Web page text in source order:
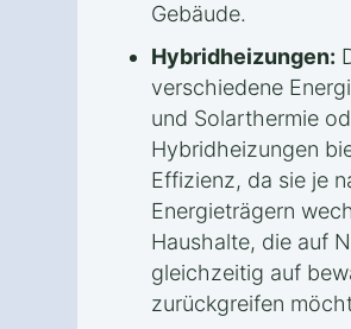
Gebäude.
Hybridheizungen:
verschiedene
und Solarthermie
Hybridheizungen
Effizienz, da sie je
Energieträgern
Haushalte, die auf
gleichzeitig auf
zurückgreifen